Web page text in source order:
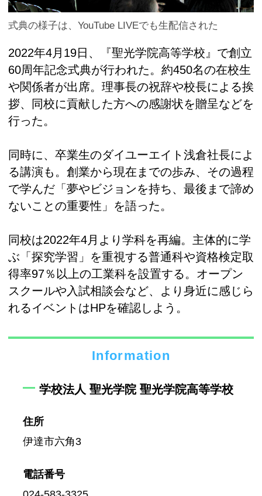
式典の様子は、YouTube LIVEでも生配信された
2022年4月19日、『聖光学院高等学校』で創立
60周年記念式典が行われた。約450名の在校生
や関係者が出席。理事長の祝辞や校長による挨
拶、同校に貢献した方への感謝状を贈呈などを
行った。
同時に、卒業生のダイユーエイト浅倉社長によ
る講演も。創業から現在までの歩み、その過程
で学んだ「夢やビジョンを持ち、最後まで諦め
ないことの重要性」を語った。
同校は2022年4月より学科を再編。主体的に学
ぶ「探究学習」を重視する普通科や資格検定取
得率97％以上の工業科を設置する。オープン
スクールや入試相談会など、より身近に感じら
れるイベントはHPを確認しよう。
Information
学校法人 聖光学院 聖光学院高等学校
住所
伊達市六角3
電話番号